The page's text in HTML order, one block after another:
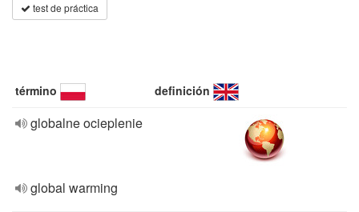
test de práctica
término definición
globalne ocieplenie
global warming